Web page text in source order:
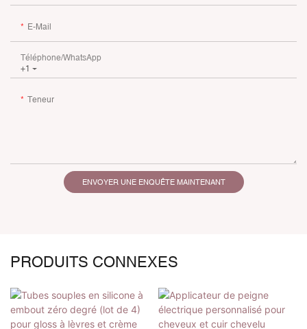
E-Mail
+1
Téléphone/WhatsApp
Teneur
ENVOYER UNE ENQUÊTE MAINTENANT
PRODUITS CONNEXES